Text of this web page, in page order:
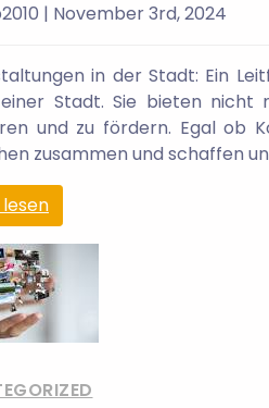
| November 3rd, 2024
in der Stadt: Ein
Stadt. Sie bieten nicht
und zu fördern. Egal ob
zusammen und schaffen